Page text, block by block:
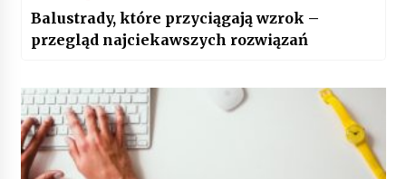
Balustrady, które przyciągają wzrok –
przegląd najciekawszych rozwiązań